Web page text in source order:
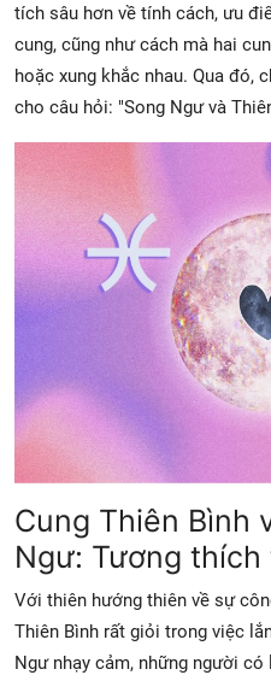
tích sâu hơn về tính cách, ưu
cung, cũng như cách mà hai
hoặc xung khắc nhau. Qua đó,
cho câu hỏi: "Song Ngư và
Cung Thiên Bình
Ngư: Tương
Với thiên hướng thiên về sự
Thiên Bình rất giỏi trong việc
Ngư nhạy cảm, những người